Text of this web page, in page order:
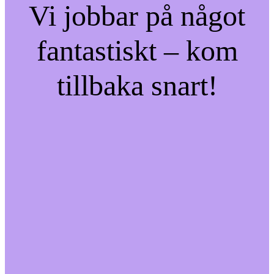
Vi jobbar på något
fantastiskt – kom
tillbaka snart!